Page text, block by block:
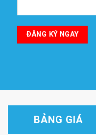
BẢNG GIÁ